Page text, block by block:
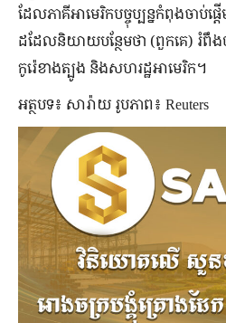
ដែលភាគីអាមេរិកបច្ចុប្បន្នកំពុងចាប់ផ្
ដដែលនិយាយបន្ថែមថា (ពួកគេ) រំពឹងថ
កូរ៉េខាងត្បូង និងសហរដ្ឋអាមេរិក។
អត្ថបទ៖ សារ៉ាយ រូបភាព៖ Reuters